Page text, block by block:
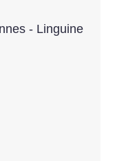
- Linguine